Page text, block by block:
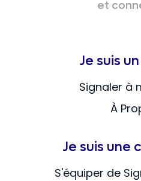
et
Je suis
Signaler à
À
Je suis une
S'équiper de